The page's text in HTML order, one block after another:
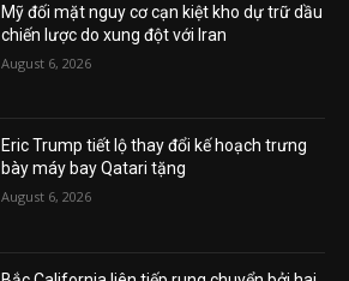
Mỹ đối mặt nguy cơ cạn kiệt kho dự trữ dầu
chiến lược do xung đột với Iran
August 6, 2026
Eric Trump tiết lộ thay đổi kế hoạch trưng
bày máy bay Qatari tặng
August 6, 2026